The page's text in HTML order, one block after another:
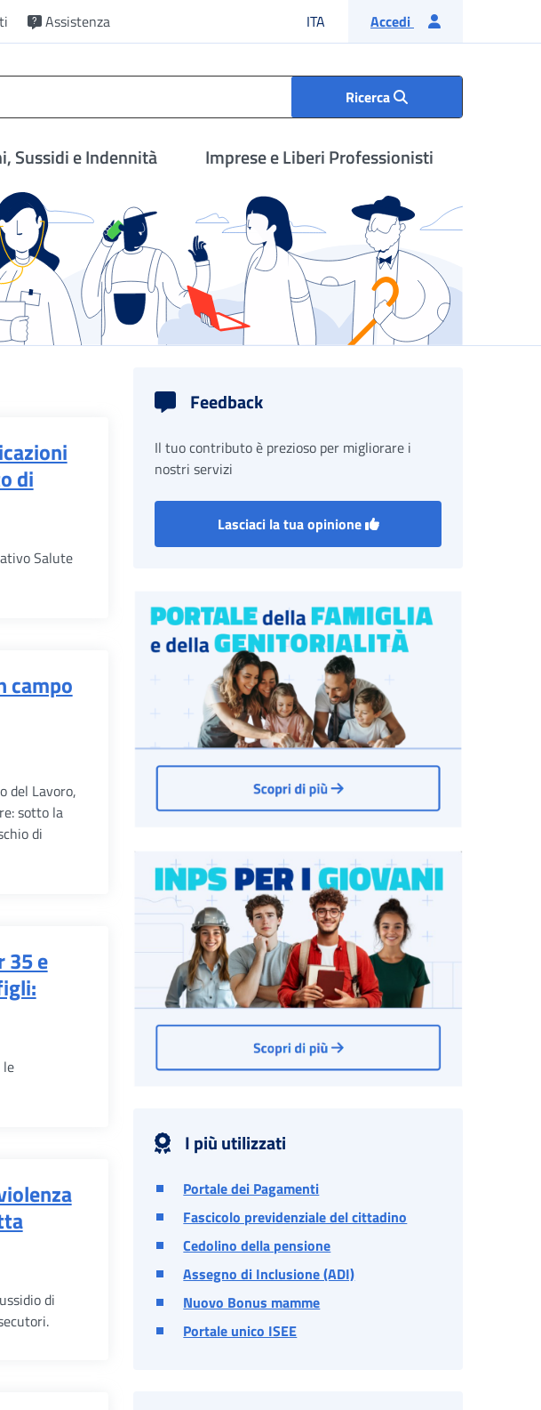
Assistenza ITA Lingua italiana
Accedi
Ricerca
Sussidi e Indennità Imprese e Liberi Professionisti
di
Salute
campo
del Lavoro,
sotto la
di
35 e
di
Feedback
Il tuo contributo è prezioso per migliorare i
nostri servizi
Lasciaci la tua opinione
I più utilizzati
Portale dei Pagamenti
Fascicolo previdenziale del cittadino
Cedolino della pensione
Assegno di Inclusione (ADI)
Nuovo Bonus mamme
Portale unico ISEE